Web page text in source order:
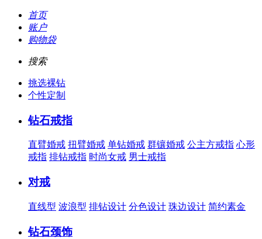
首页
账户
购物袋
搜索
挑选裸钻
个性定制
钻石戒指
直臂婚戒 扭臂婚戒 单钻婚戒 群镶婚戒 公主方戒指 心形
戒指 排钻戒指 时尚女戒 男士戒指
对戒
直线型 波浪型 排钻设计 分色设计 珠边设计 简约素金
钻石颈饰